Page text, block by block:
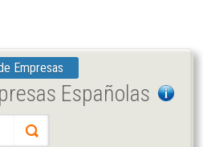
Empresas
Españolas